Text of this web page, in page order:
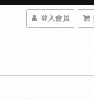
登入會員